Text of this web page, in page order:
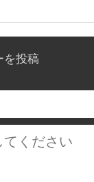
を投稿